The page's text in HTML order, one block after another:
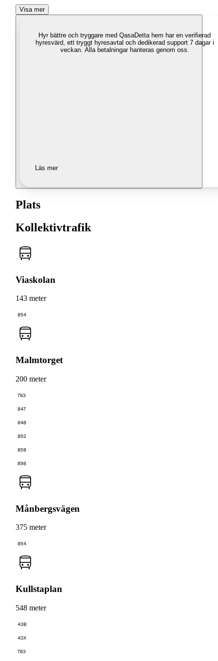
Visa mer
Hyr bättre och tryggare med QasaDetta hem har en verifierad
hyresvärd, ett tryggt hyresavtal och dedikerad support 7 dagar i
veckan. Alla betalningar hanteras genom oss.
Läs mer
Plats
Kollektivtrafik
Viaskolan
143 meter
854
Malmtorget
200 meter
783
847
848
852
858
898
Månbergsvägen
375 meter
854
Kullstaplan
548 meter
43B
43X
783